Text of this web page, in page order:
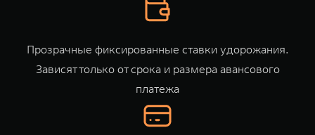
TANK ФИНАНСЫ
Цифровые сервисы TANK
Прозрачные фиксированные ставки удорожания.
Зависят только от срока и размера авансового
платежа